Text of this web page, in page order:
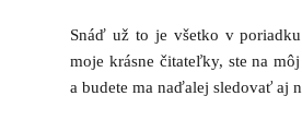
Snáď už to je všetko v
moje krásne čitateľky, ste na
a budete ma naďalej sledovať aj